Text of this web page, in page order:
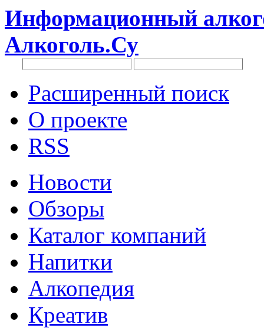
Информационный
Алкоголь.Су
Расширенный поиск
О проекте
RSS
Новости
Обзоры
Каталог компаний
Напитки
Алкопедия
Креатив